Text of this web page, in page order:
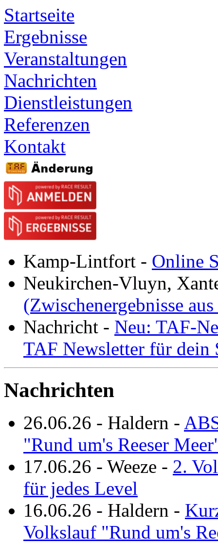
Startseite
Ergebnisse
Veranstaltungen
Nachrichten
Dienstleistungen
Referenzen
Kontakt
Kamp-Lintfort - Online
Neukirchen-Vluyn,
(Zwischenergebnisse
Nachricht - Neu: TAF-
TAF Newsletter für dein
Nachrichten
26.06.26 - Haldern -
"Rund um's Reeser
17.06.26 - Weeze - 2.
für jedes Level
16.06.26 - Haldern -
Volkslauf "Rund um's